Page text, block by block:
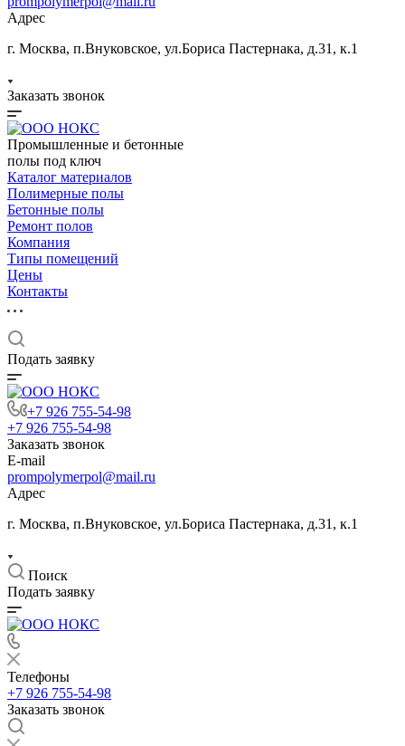
Адрес
г. Москва, п.Внуковское, ул.Бориса Пастернака, д.31, к.1
Заказать звонок
Промышленные и бетонные
полы под ключ
Каталог материалов
Полимерные полы
Бетонные полы
Ремонт полов
Компания
Типы помещений
Цены
Контакты
Подать заявку
+7 926 755-54-98
+7 926 755-54-98
Заказать звонок
E-mail
prompolymerpol@mail.ru
Адрес
г. Москва, п.Внуковское, ул.Бориса Пастернака, д.31, к.1
Поиск
Подать заявку
Телефоны
+7 926 755-54-98
Заказать звонок